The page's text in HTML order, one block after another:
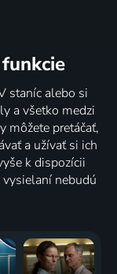
staníc alebo si
a všetko medzi
môžete pretáčať,
a užívať si ich
k dispozícii
vysielaní nebudú